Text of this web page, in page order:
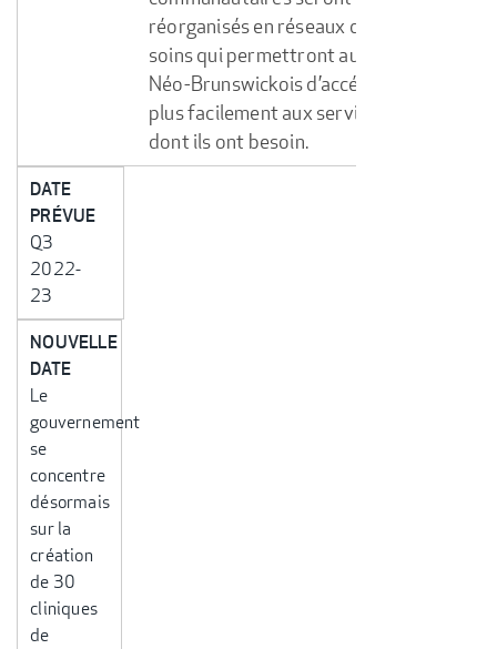
réorganisés en réseaux de
soins qui permettront aux
Néo-Brunswickois d’accéder
plus facilement aux services
dont ils ont besoin.
DATE
PRÉVUE
Q3
2022-
23
NOUVELLE
DATE
Le
gouvernement
se
concentre
désormais
sur la
création
de 30
cliniques
de